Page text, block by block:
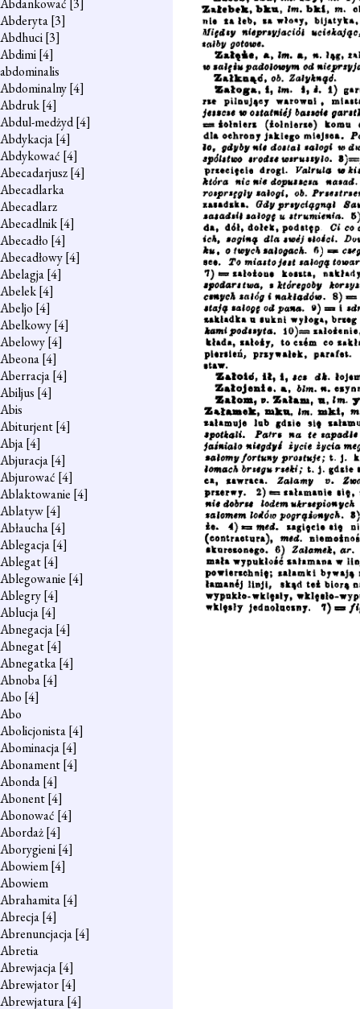
Abdankować [3]
Abderyta[3]
Abdhuci[3]
Abdimi[4]
abdominalis
Abdominalny[4]
Abdruk[4]
Abdul-medżyd[4]
Abdykacja[4]
Abdykować [4]
Abecadarjusz[4]
Abecadlarka
Abecadlarz
Abecadlnik[4]
Abecadło [4]
Abecadłowy[4]
Abelagja[4]
Abelek[4]
Abeljo [4]
Abelkowy[4]
Abelowy[4]
Abeona[4]
Aberracja[4]
Abiljus [4]
Abis
Abiturjent[4]
Abja[4]
Abjuracja[4]
Abjurować [4]
Ablaktowanie [4]
Ablatyw[4]
Abłaucha[4]
Ablegacja[4]
Ablegat[4]
Ablegowanie [4]
Ablegry[4]
Ablucja[4]
Abnegacja[4]
Abnegat[4]
Abnegatka[4]
Abnoba[4]
Abo [4]
Abo
Abolicjonista[4]
Abominacja[4]
Abonament[4]
Abonda[4]
Abonent[4]
Abonować [4]
Abordaż[4]
Aborygieni[4]
Abowiem[4]
Abowiem
Abrahamita[4]
Abrecja[4]
Abrenuncjacja[4]
Abretia
Abrewjacja[4]
Abrewjator[4]
Abrewjatura[4]